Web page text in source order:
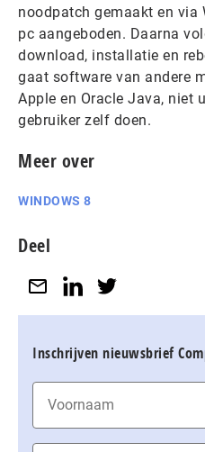
noodpatch gemaakt en via
pc aangeboden. Daarna
download, installatie en
gaat software van andere
Apple en Oracle Java, niet
gebruiker zelf doen.
Meer over
WINDOWS 8
Deel
Inschrijven nieuwsbrief